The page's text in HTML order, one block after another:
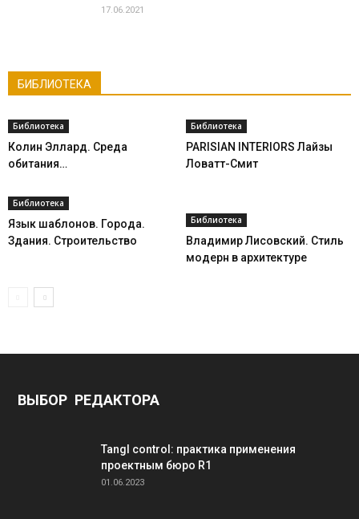
17.06.2021
БИБЛИОТЕКА
Библиотека
Колин Эллард. Среда
обитания…
Библиотека
PARISIAN INTERIORS Лайзы
Ловатт-Смит
Библиотека
Язык шаблонов. Города.
Здания. Строительство
Библиотека
Владимир Лисовский. Стиль
модерн в архитектуре
ВЫБОР РЕДАКТОРА
Tangl control: практика применения
проектным бюро R1
01.06.2023